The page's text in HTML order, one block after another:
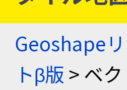
Geoshape
トβ版 > ベ